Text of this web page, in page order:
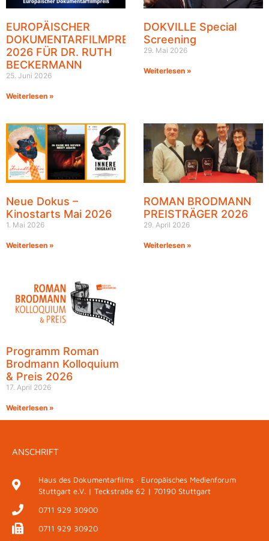
EUROPÄISCHER
DOKUMENTARFILMPREIS
2026 FÜR DR. RUTH
BECKERMANN
25. Juni 2026
Weiterlesen »
DOKVILLE Special
Screening
29. Mai 2026
Weiterlesen »
Neue Dokus –
Kinostarts Mai 2026
1. Mai 2026
Weiterlesen »
ROMAN BRODMANN
PREISTRÄGER 2026
29. April 2026
Weiterlesen »
Programm Roman
Brodmann Kolloquium
& Preis 2026
17. April 2026
Weiterlesen »
ANSCHRIFT
Haus des Dokumentarfilms · Europäisches Medienforum
Stuttgart e.V. | Teckstraße 62 | 70190 Stuttgart
0711 929 30900
0711 929 30920